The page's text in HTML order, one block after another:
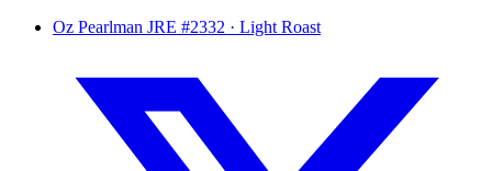
Oz Pearlman JRE #2332 · Light Roast